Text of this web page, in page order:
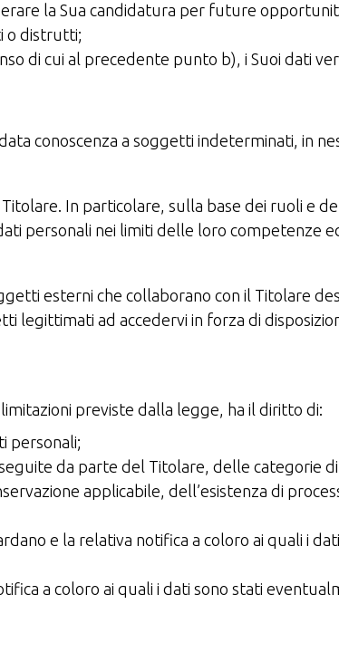
la Sua candidatura per future
o distrutti;
di cui al precedente punto b), i Suoi dati
conoscenza a soggetti indeterminati, in
In particolare, sulla base dei ruoli e
personali nei limiti delle loro competenze
esterni che collaborano con il Titolare
legittimati ad accedervi in forza di
previste dalla legge, ha il diritto di:
personali;
da parte del Titolare, delle categorie
applicabile, dell’esistenza di
e la relativa notifica a coloro ai quali i
a coloro ai quali i dati sono stati